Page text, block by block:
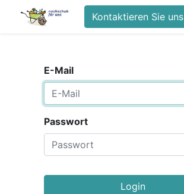
Kontaktieren Sie uns
E-Mail
Passwort
Login